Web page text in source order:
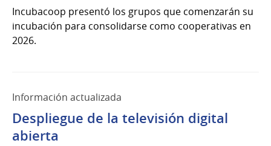
Incubacoop presentó los grupos que comenzarán su
incubación para consolidarse como cooperativas en
2026.
Información actualizada
Despliegue de la televisión digital
abierta